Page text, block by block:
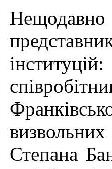
Нещодавно
Степана